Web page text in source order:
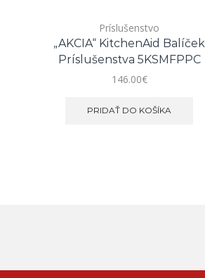
Príslušenstvo
„AKCIA“ KitchenAid Balíček
Príslušenstva 5KSMFPPC
146.00€
PRIDAŤ DO KOŠÍKA